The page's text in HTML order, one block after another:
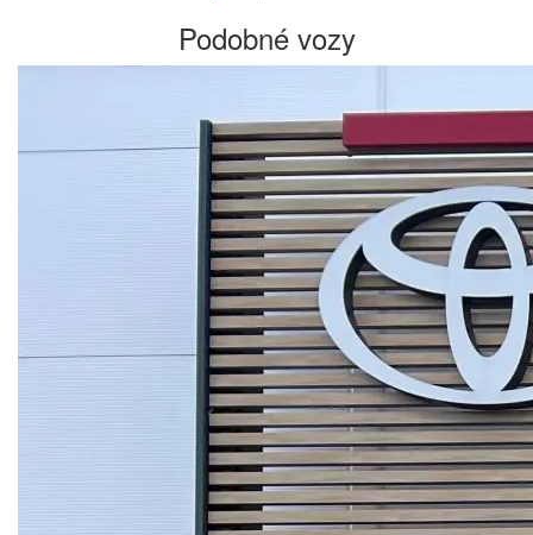
Podobné vozy